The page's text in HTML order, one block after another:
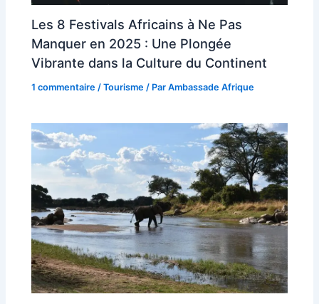
Les 8 Festivals Africains à Ne Pas
Manquer en 2025 : Une Plongée
Vibrante dans la Culture du Continent
1 commentaire /Tourisme / ParAmbassade Afrique